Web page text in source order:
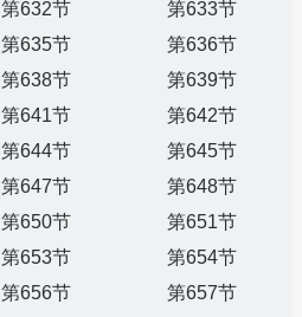
第632节
第633节
第635节
第636节
第638节
第639节
第641节
第642节
第644节
第645节
第647节
第648节
第650节
第651节
第653节
第654节
第656节
第657节